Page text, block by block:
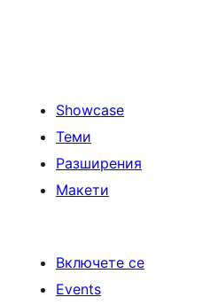
Showcase
Теми
Разширения
Макети
Включете се
Events